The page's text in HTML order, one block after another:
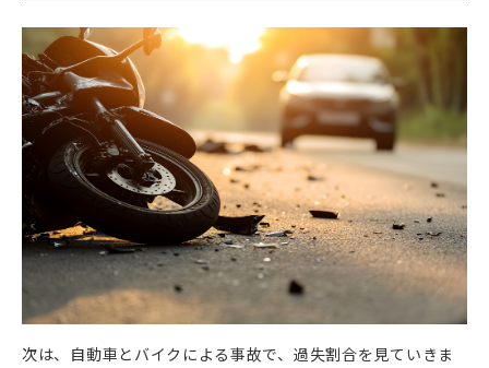
次は、自動車とバイクによる事故で、過失割合を見ていきま